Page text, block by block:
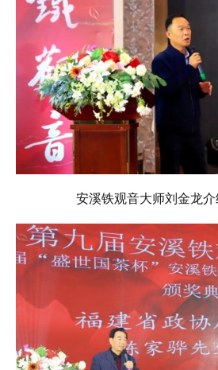
安溪铁观音大师刘金龙